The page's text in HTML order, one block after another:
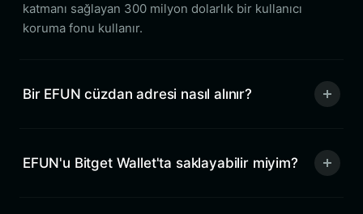
katmanı sağlayan 300 milyon dolarlık bir kullanıcı
koruma fonu kullanır.
Bir EFUN cüzdan adresi nasıl alınır?
EFUN'u Bitget Wallet'ta saklayabilir miyim?